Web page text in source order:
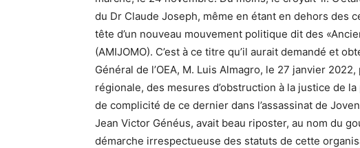
du Dr Claude Joseph, même en étant en dehors des
tête d’un nouveau mouvement politique dit des
(AMIJOMO). C’est à ce titre qu’il aurait demandé et
Général de l’OEA, M. Luis Almagro, le 27 janvier
régionale, des mesures d’obstruction à la justice de
de complicité de ce dernier dans l’assassinat de
Jean Victor Généus, avait beau riposter, au nom du
démarche irrespectueuse des statuts de cette